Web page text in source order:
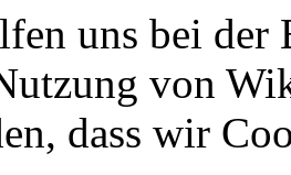
uns bei
von
dass wir